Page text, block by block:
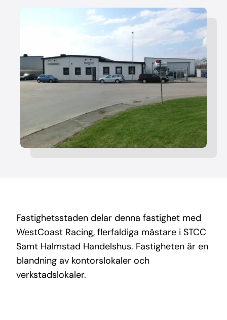
Fastighetsstaden delar denna fastighet med
WestCoast Racing, flerfaldiga mästare i STCC
Samt Halmstad Handelshus. Fastigheten är en
blandning av kontorslokaler och
verkstadslokaler.